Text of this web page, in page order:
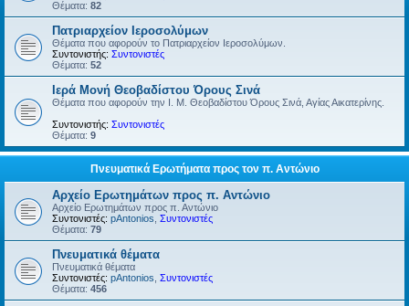
Θέματα: 82
Πατριαρχείον Ιεροσολύμων
Θέματα που αφορούν το Πατριαρχείον Ιεροσολύμων.
Συντονιστής: Συντονιστές
Θέματα: 52
Ιερά Μονή Θεοβαδίστου Όρους Σινά
Θέματα που αφορούν την Ι. Μ. Θεοβαδίστου Όρους Σινά, Αγίας Αικατερίνης.
Συντονιστής: Συντονιστές
Θέματα: 9
Πνευματικά Ερωτήματα προς τον π. Αντώνιο
Αρχείο Ερωτημάτων προς π. Αντώνιο
Αρχείο Ερωτημάτων προς π. Αντώνιο
Συντονιστές: pAntonios Συντονιστές
Θέματα: 79
Πνευματικά θέματα
Πνευματικά θέματα
Συντονιστές: pAntonios Συντονιστές
Θέματα: 456